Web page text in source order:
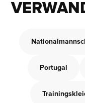
Portugal